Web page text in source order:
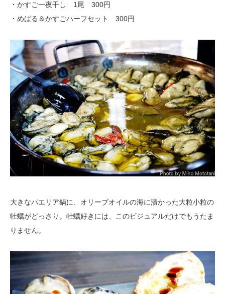
・かすご一夜干し 1尾 300円
・めばる＆かすごハーフセット 300円
大きなパエリア鍋に、オリーブオイルの海に漬かった大粒小粒の
牡蠣がどっさり。牡蠣好きには、このビジュアルだけでもうたま
りません。